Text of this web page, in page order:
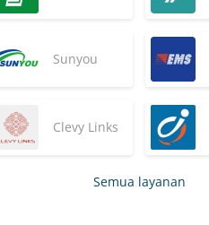
Sunyou
Clevy Links
Semua layanan